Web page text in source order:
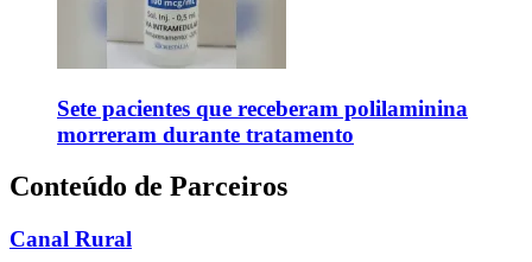
Sete pacientes que receberam polilaminina
morreram durante tratamento
Conteúdo de Parceiros
Canal Rural